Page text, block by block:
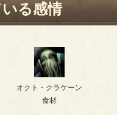
る感情
オクト・クラケーン
食材